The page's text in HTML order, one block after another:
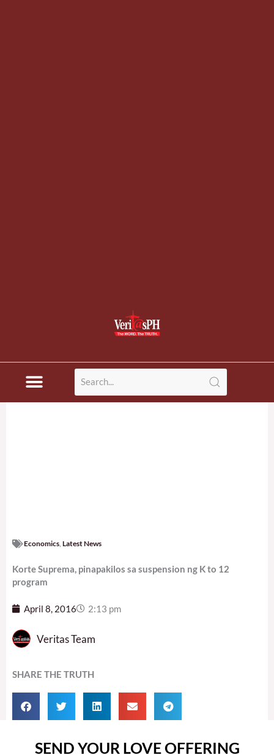
Economics Latest News
Korte Suprema, pinapakilos sa suspension ng K to 12
program
April 8, 2016 2:13 pm
Veritas Team
SHARE THE TRUTH
SEND YOUR LOVE OFFERING